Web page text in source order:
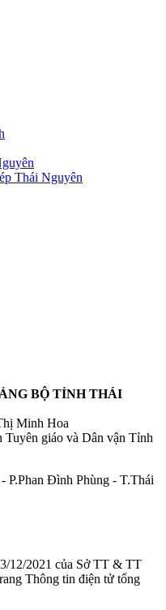
Thái Nguyên
BỘ TỈNH THÁI
Minh Hoa
giáo và Dân vận Tỉnh
Đình Phùng - T.Thái
12/2021 của Sở TT & TT
Thông tin điện tử tổng